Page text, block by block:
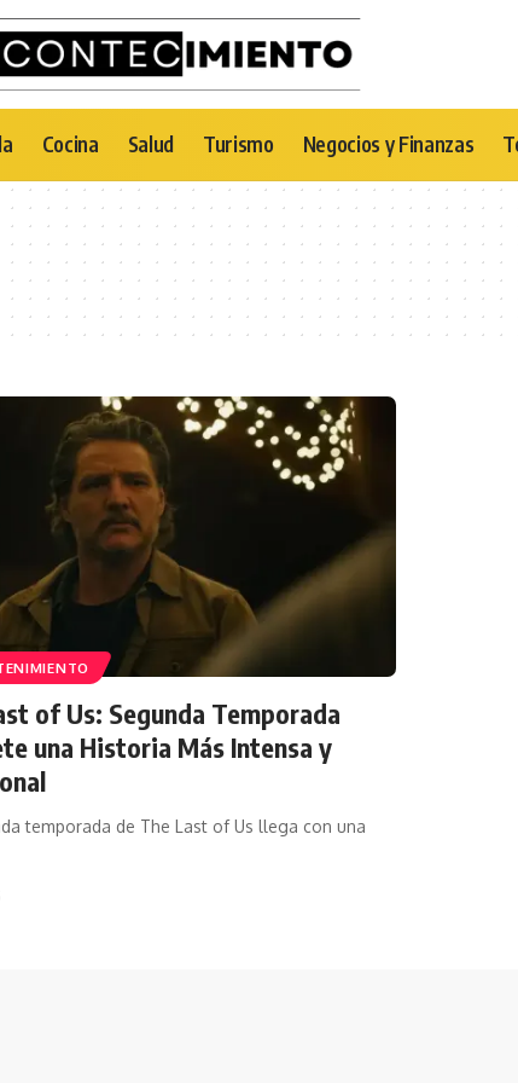
Cocina Salud Turismo Negocios y Finanzas
of Us: Segunda Temporada
una Historia Más Intensa y
temporada de The Last of Us llega con una